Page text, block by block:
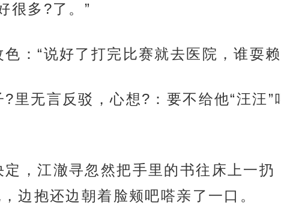
多?了。”
：“说好了打完比赛就去医院，谁耍
?里无言反驳，心想?：要不给他“汪汪
定，江澈寻忽然把手里的书往床上一
边抱还边朝着脸颊吧嗒亲了一口。